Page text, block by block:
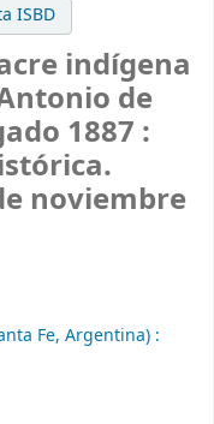
ISBD
indígena
de
1887 :
noviembre
Fe, Argentina) :